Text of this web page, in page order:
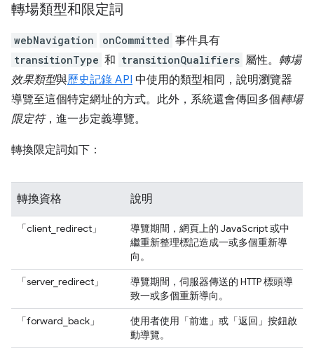
轉場類型和限定詞
webNavigation onCommitted 事件具有
transitionType 和 transitionQualifiers 屬性。 轉場
效果類型與歷史記錄 API 中使用的類型相同，說明瀏覽器
導覽至這個特定網址的方式。此外，系統還會傳回多個轉場
限定符，進一步定義導覽。
轉換限定詞如下：
轉換資格 說明
「client_redirect」
導覽期間，網頁上的 JavaScript 或中
繼重新整理標記造成一或多個重新導
向。
「server_redirect」
導覽期間，伺服器傳送的 HTTP 標頭導
致一或多個重新導向。
「forward_back」
使用者使用「前進」或「返回」按鈕啟
動導覽。